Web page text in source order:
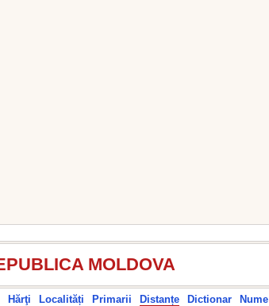
MOLDOVA
Hărţi Localități Primarii Distanțe Dictionar Nume